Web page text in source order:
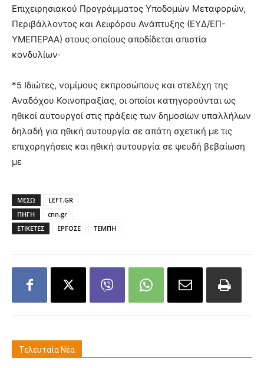
Επιχειρησιακού Προγράμματος Υποδομών Μεταφορών,
Περιβάλλοντος και Αειφόρου Ανάπτυξης (ΕΥΔ/ΕΠ-
ΥΜΕΠΕΡΑΑ) στους οποίους αποδίδεται απιστία
κονδυλίων·
*5 Ιδιώτες, νομίμους εκπροσώπους και στελέχη της
Αναδόχου Κοινοπραξίας, οι οποίοι κατηγορούνται ως
ηθικοί αυτουργοί στις πράξεις των δημοσίων υπαλλήλων
δηλαδή για ηθική αυτουργία σε απάτη σχετική με τις
επιχορηγήσεις και ηθική αυτουργία σε ψευδή βεβαίωση
με
ΜΕΣΩ
LEFT.GR
ΠΗΓΗ
cnn.gr
ΕΤΙΚΕΤΕΣ
ΕΡΓΟΣΕ ΤΕΜΠΗ
Τελευταία Νέα